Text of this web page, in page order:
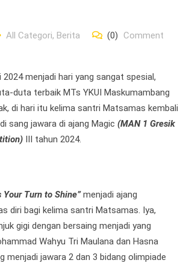
All Categori, Berita (0) Comment
2024 menjadi hari yang sangat spesial,
duta terbaik MTs YKUI Maskumambang
di hari itu kelima santri Matsamas kembali
sang jawara di ajang Magic (MAN 1 Gresik
III tahun 2024.
Your Turn to Shine”menjadi ajang
diri bagi kelima santri Matsamas. Iya,
gigi dengan bersaing menjadi yang
Wahyu Tri Maulana dan Hasna
menjadi jawara 2 dan 3 bidang olimpiade